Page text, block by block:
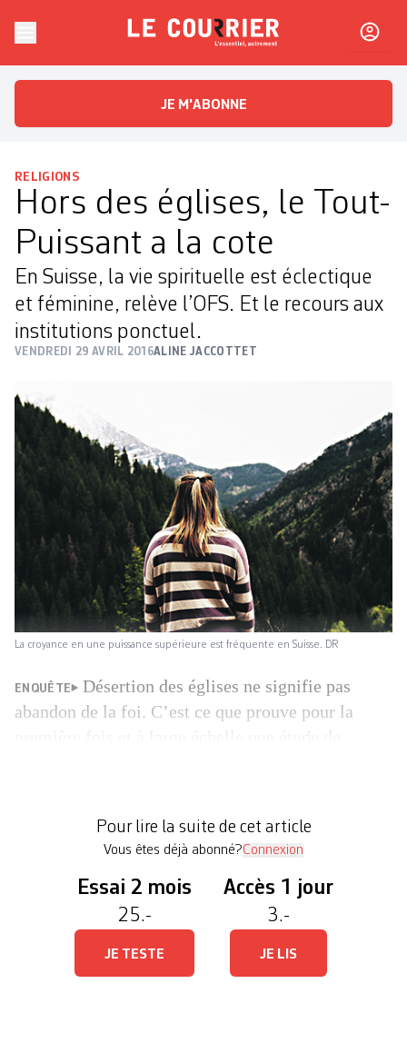
Le CourrierL'essentiel, autrement
JE M'ABONNE
RELIGIONS
Hors des églises, le Tout-
Puissant a la cote
En Suisse, la vie spirituelle est éclectique
et féminine, relève l’OFS. Et le recours aux
institutions ponctuel.
VENDREDI 29 AVRIL 2016ALINE JACCOTTET
La croyance en une puissance supérieure est fréquente en Suisse. DR
ENQUÊTE
Désertion des églises ne signifie pas
abandon de la foi. C’est ce que prouve pour la
pays, près d’une personne […]
Pour lire la suite de cet article
Vous êtes déjà abonné?Connexion
Essai 2 mois
25.-
JE TESTE
Accès 1 jour
3.-
JE LIS